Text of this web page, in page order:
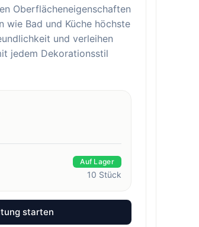
Oberflächeneigenschaften
wie Bad und Küche höchste
und verleihen
jedem Dekorationsstil
Auf Lager
10 Stück
starten